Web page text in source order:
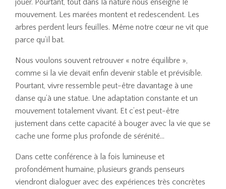
jouer. Pourtant, tout dans la nature nous enseigne le
mouvement. Les marées montent et redescendent. Les
arbres perdent leurs feuilles. Même notre cœur ne vit que
parce qu’il bat.
Nous voulons souvent retrouver « notre équilibre »,
comme si la vie devait enfin devenir stable et prévisible.
Pourtant, vivre ressemble peut-être davantage à une
danse qu’à une statue. Une adaptation constante et un
mouvement totalement vivant. Et c’est peut-être
justement dans cette capacité à bouger avec la vie que se
cache une forme plus profonde de sérénité…
Dans cette conférence à la fois lumineuse et
profondément humaine, plusieurs grands penseurs
viendront dialoguer avec des expériences très concrètes